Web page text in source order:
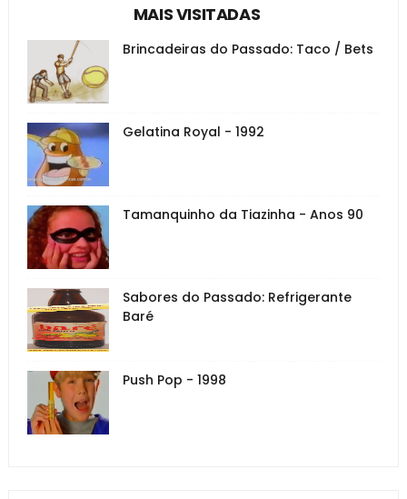
MAIS VISITADAS
Brincadeiras do Passado: Taco / Bets
Gelatina Royal - 1992
Tamanquinho da Tiazinha - Anos 90
Sabores do Passado: Refrigerante
Baré
Push Pop - 1998